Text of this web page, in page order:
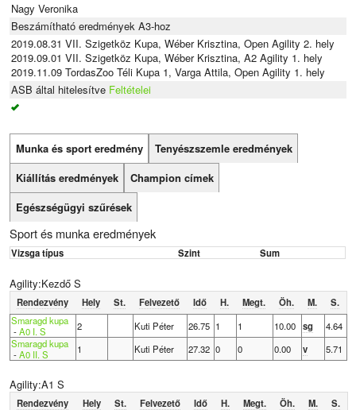
Nagy Veronika
Beszámítható eredmények A3-hoz
2019.08.31 VII. Szigetköz Kupa, Wéber Krisztina, Open Agility 2. hely
2019.09.01 VII. Szigetköz Kupa, Wéber Krisztina, A2 Agility 1. hely
2019.11.09 TordasZoo Téli Kupa 1, Varga Attila, Open Agility 1. hely
ASB által hitelesítve Feltételei
Munka és sport eredmény
Tenyészszemle eredmények
Kiállítás eredmények
Champion címek
Egészségügyi szűrések
Sport és munka eredmények
Vizsga típus Szint Sum
Agility:Kezdő S
Rendezvény Hely St. Felvezető Idő H. Megt. Öh. M.
S.
Smaragd kupa
-A0 I. S 2 Kuti Péter 26.75 1 1 10.00 sg
4.64
Smaragd kupa
-A0 II. S 1 Kuti Péter 27.32 0 0 0.00 v 5.71
Agility:A1 S
Rendezvény Hely St. Felvezető Idő H. Megt. Öh. M.
S.